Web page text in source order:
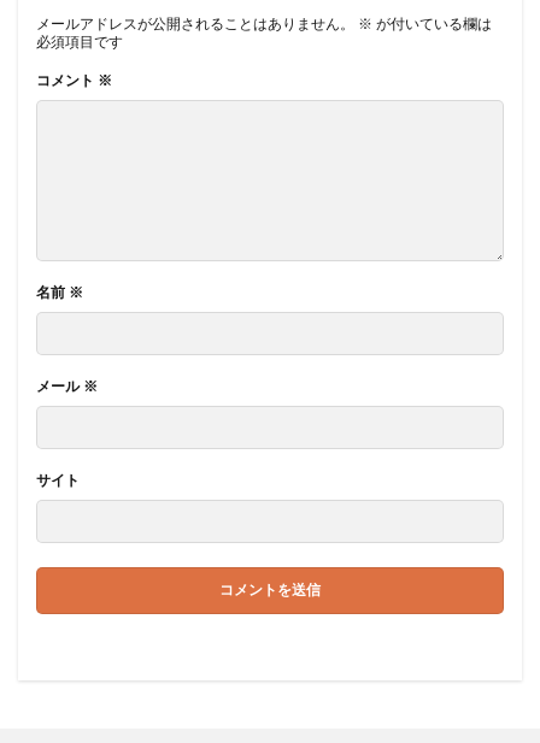
メールアドレスが公開されることはありません。 ※ が付いている欄は
必須項目です
コメント ※
名前 ※
メール ※
サイト